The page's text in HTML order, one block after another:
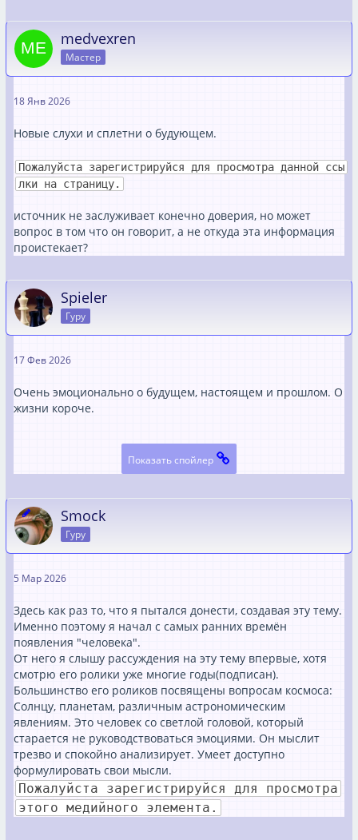
medvexren
Мастер
18 Янв 2026
Новые слухи и сплетни о будующем.
Пожалуйста зарегистрируйся для просмотра данной ссы
лки на страницу.
источник не заслуживает конечно доверия, но может
вопрос в том что он говорит, а не откуда эта информация
проистекает?
Spieler
Гуру
17 Фев 2026
Очень эмоционально о будущем, настоящем и прошлом. О
жизни короче.
Показать спойлер
Smock
Гуру
5 Мар 2026
Здесь как раз то, что я пытался донести, создавая эту тему.
Именно поэтому я начал с самых ранних времён
появления "человека".
От него я слышу рассуждения на эту тему впервые, хотя
смотрю его ролики уже многие годы(подписан).
Большинство его роликов посвящены вопросам космоса:
Солнцу, планетам, различным астрономическим
явлениям. Это человек со светлой головой, который
старается не руководствоваться эмоциями. Он мыслит
трезво и спокойно анализирует. Умеет доступно
формулировать свои мысли.
Пожалуйста зарегистрируйся для просмотра
этого медийного элемента.